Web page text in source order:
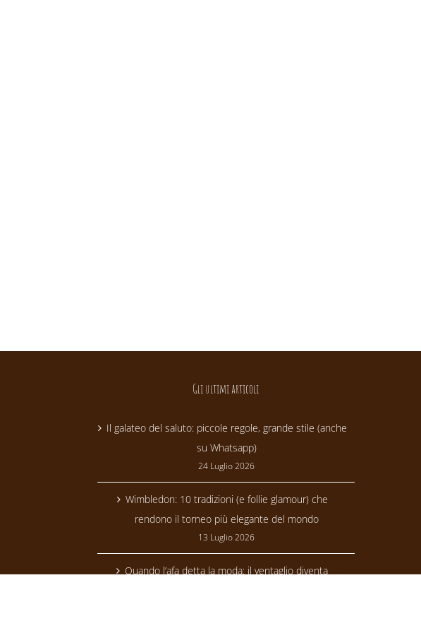
Gli ultimi articoli
Il galateo del saluto: piccole regole, grande stile (anche
su Whatsapp)
24 Luglio 2026
Wimbledon: 10 tradizioni (e follie glamour) che
rendono il torneo più elegante del mondo
13 Luglio 2026
Quando l’afa detta la moda: il ventaglio diventa